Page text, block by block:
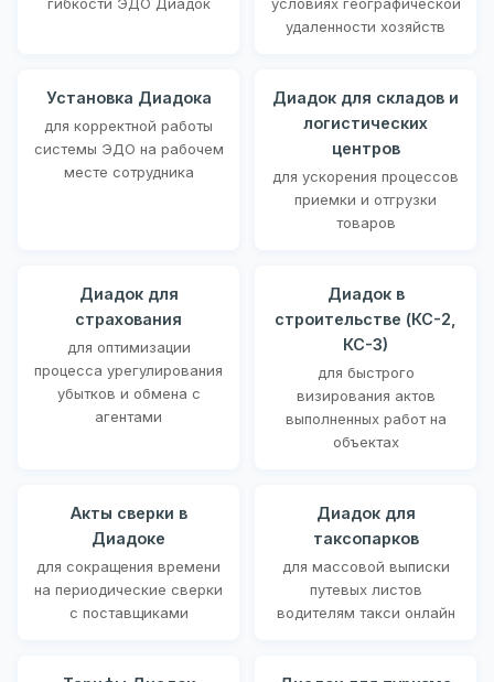
удаленности хозяйств
Установка Диадока
для корректной работы
системы ЭДО на рабочем
месте сотрудника
Диадок для складов и
логистических
центров
для ускорения процессов
приемки и отгрузки
товаров
Диадок для
страхования
для оптимизации
процесса урегулирования
убытков и обмена с
агентами
Диадок в
строительстве (КС-2,
КС-3)
для быстрого
визирования актов
выполненных работ на
объектах
Акты сверки в
Диадоке
для сокращения времени
на периодические сверки
с поставщиками
Диадок для
таксопарков
для массовой выписки
путевых листов
водителям такси онлайн